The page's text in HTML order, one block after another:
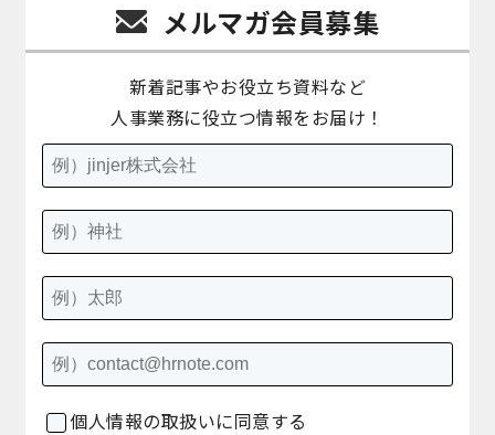
メルマガ会員募集
新着記事やお役立ち資料など
人事業務に役立つ情報をお届け！
個人情報の取扱いに同意する